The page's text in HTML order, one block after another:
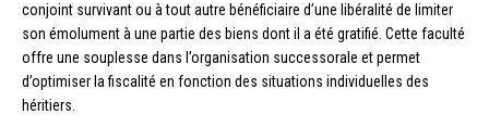
conjoint survivant ou à tout autre bénéficiaire d’une libéralité de limiter
son émolument à une partie des biens dont il a été gratifié. Cette faculté
offre une souplesse dans l’organisation successorale et permet
d’optimiser la fiscalité en fonction des situations individuelles des
héritiers.